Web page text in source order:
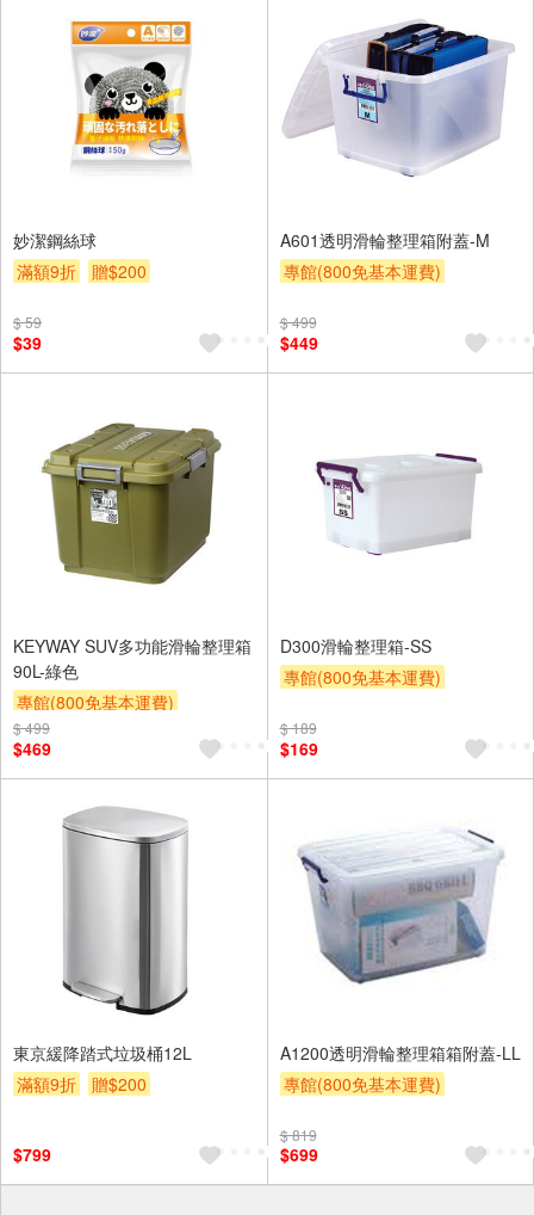
妙潔鋼絲球
滿額9折
贈$200
$ 59
$39
A601透明滑輪整理箱附蓋-M
專館(800免基本運費)
$ 499
$449
KEYWAY SUV多功能滑輪整理箱
90L-綠色
專館(800免基本運費)
滿額9折
$ 499
$469
D300滑輪整理箱-SS
專館(800免基本運費)
$ 189
$169
東京緩降踏式垃圾桶12L
滿額9折
贈$200
$799
A1200透明滑輪整理箱箱附蓋-LL
專館(800免基本運費)
$ 819
$699